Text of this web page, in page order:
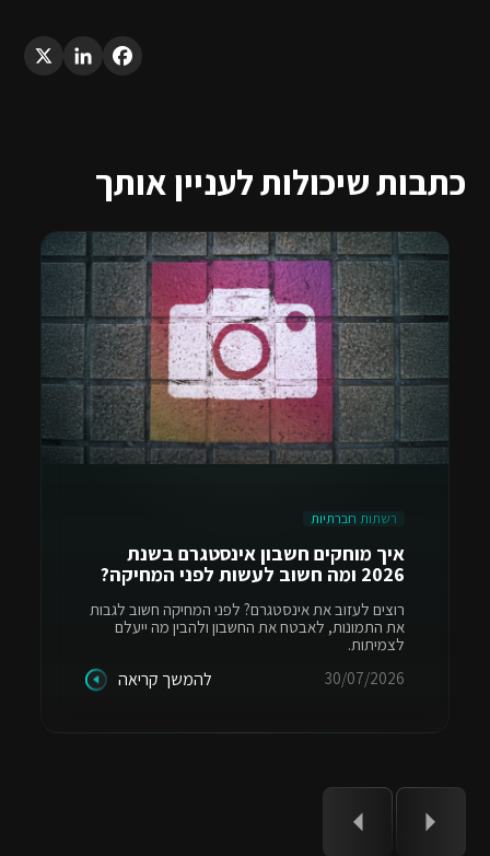
Facebook
LinkedIn
X
כתבות שיכולות לעניין אותך
רשתות חברתיות
איך מוחקים חשבון אינסטגרם בשנת
2026 ומה חשוב לעשות לפני המחיקה?
רוצים לעזוב את אינסטגרם? לפני המחיקה חשוב לגבות
את התמונות, לאבטח את החשבון ולהבין מה ייעלם
לצמיתות.
30/07/2026
להמשך קריאה